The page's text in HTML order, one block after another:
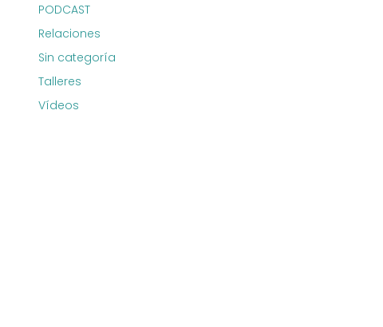
PODCAST
Relaciones
Sin categoría
Talleres
Vídeos